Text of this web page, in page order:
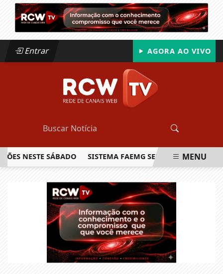
Entrar AGORA AO VIVO
NESTE SÁBADO SISTEMA FAEMG SENAR LANÇA OMENU